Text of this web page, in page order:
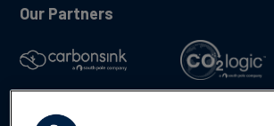
Our Partners